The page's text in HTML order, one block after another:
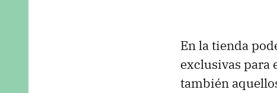
En la tienda
exclusivas para
también